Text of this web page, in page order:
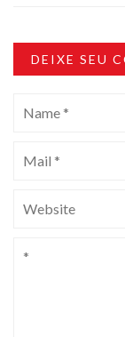
DEIXE SEU